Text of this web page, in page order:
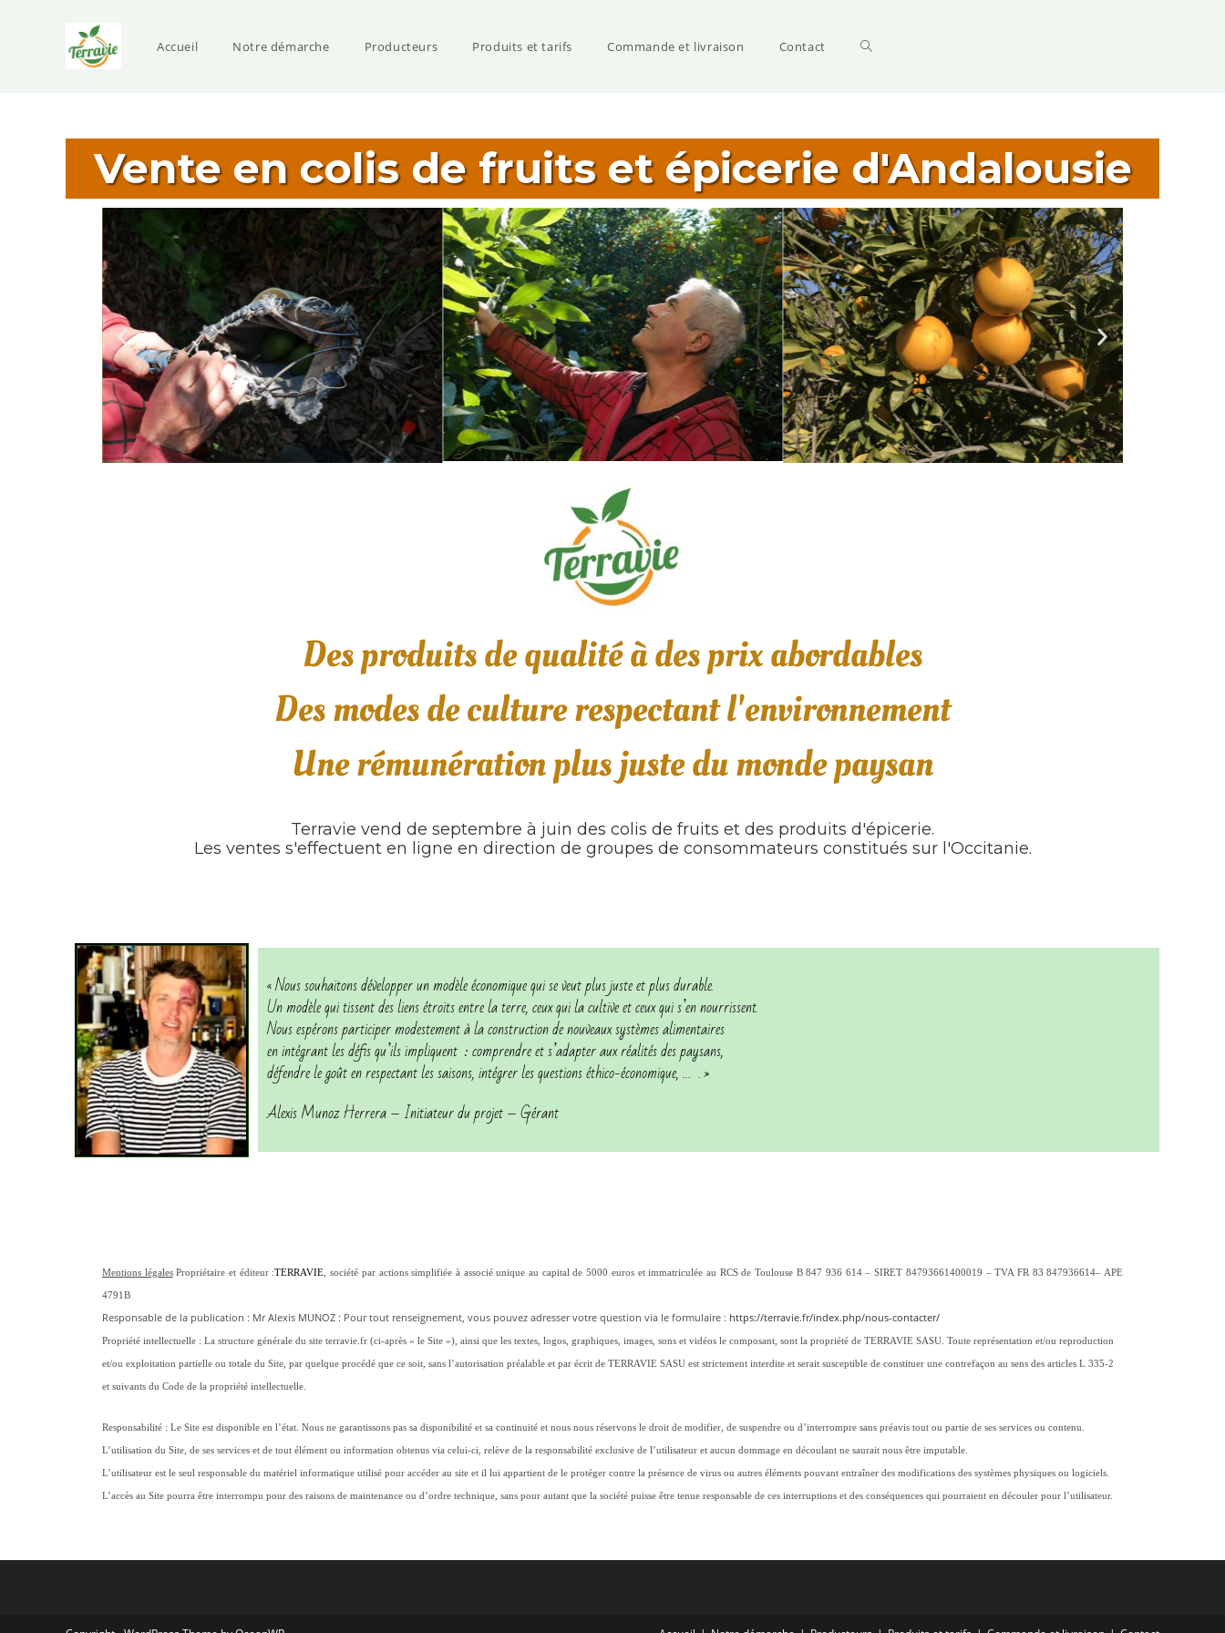
Accueil Notre démarche Producteurs Produits et tarifs Commande et livraison Contact
Vente en colis de fruits et épicerie d'Andalousie
Des produits de qualité à des prix abordables
Des modes de culture respectant l'environnement
Une rémunération plus juste du monde paysan
Terravie vend de septembre à juin des colis de fruits et des produits d'épicerie.
Les ventes s'effectuent en ligne en direction de groupes de consommateurs constitués sur l'Occitanie.
« Nous souhaitons développer un modèle économique qui se veut plus juste et plus durable.
Un modèle qui tissent des liens étroits entre la terre, ceux qui la cultive et ceux qui s’en nourrissent.
Nous espérons participer modestement à la construction de nouveaux systèmes alimentaires
en intégrant les défis qu’ils impliquent : comprendre et s’adapter aux réalités des paysans,
défendre le goût en respectant les saisons, intégrer les questions éthico-économique, … . »
Alexis Munoz Herrera – Initiateur du projet – Gérant
Mentions légalesPropriétaire et éditeur :TERRAVIE, société par actions simplifiée à associé unique au capital de 5000 euros et immatriculée au RCS de Toulouse B 847 936 614 – SIRET 84793661400019 – TVA FR 83 847936614– APE
4791B
Responsable de la publication : Mr Alexis MUNOZ : Pour tout renseignement, vous pouvez adresser votre question via le formulaire : https://terravie.fr/index.php/nous-contacter/
Propriété intellectuelle : La structure générale du site terravie.fr (ci-après « le Site »), ainsi que les textes, logos, graphiques, images, sons et vidéos le composant, sont la propriété de TERRAVIE SASU. Toute représentation et/ou reproduction
et/ou exploitation partielle ou totale du Site, par quelque procédé que ce soit, sans l’autorisation préalable et par écrit de TERRAVIE SASU est strictement interdite et serait susceptible de constituer une contrefaçon au sens des articles L 335-2
et suivants du Code de la propriété intellectuelle.
Responsabilité : Le Site est disponible en l’état. Nous ne garantissons pas sa disponibilité et sa continuité et nous nous réservons le droit de modifier, de suspendre ou d’interrompre sans préavis tout ou partie de ses services ou contenu.
L’utilisation du Site, de ses services et de tout élément ou information obtenus via celui-ci, relève de la responsabilité exclusive de l’utilisateur et aucun dommage en découlant ne saurait nous être imputable.
L’utilisateur est le seul responsable du matériel informatique utilisé pour accéder au site et il lui appartient de le protéger contre la présence de virus ou autres éléments pouvant entraîner des modifications des systèmes physiques ou logiciels.
L’accès au Site pourra être interrompu pour des raisons de maintenance ou d’ordre technique, sans pour autant que la société puisse être tenue responsable de ces interruptions et des conséquences qui pourraient en découler pour l’utilisateur.